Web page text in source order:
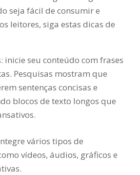
seja fácil de consumir e
leitores, siga estas dicas de
inicie seu conteúdo com frases
Pesquisas mostram que
sentenças concisas e
blocos de texto longos que
vários tipos de
vídeos, áudios, gráficos e